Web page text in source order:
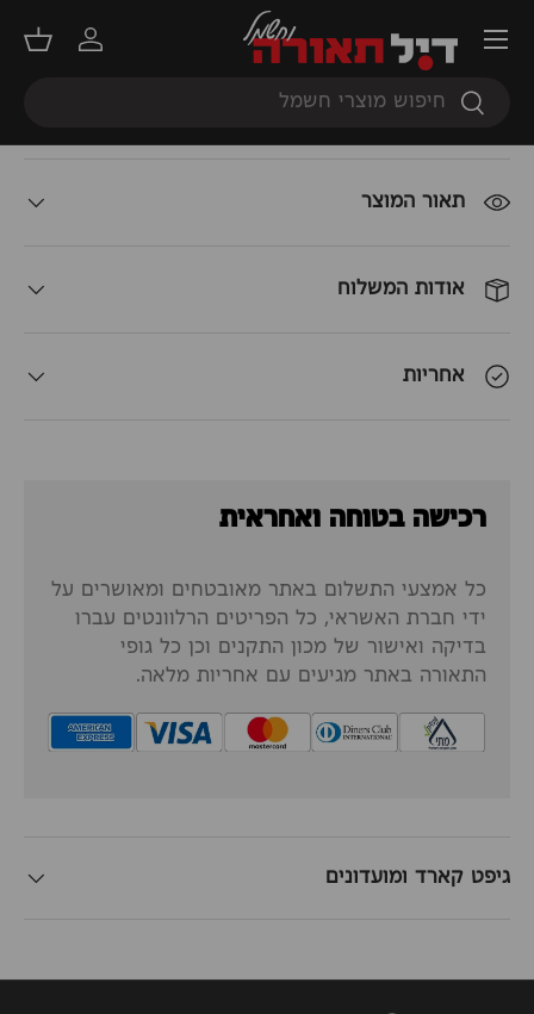
חיפוש
חיפוש
התחברות
סל
תפריט
מדריך גוון אור
כמות
-
+
תאור המוצר
אודות המשלוח
אחריות
רכישה בטוחה ואחראית
כל אמצעי התשלום באתר מאובטחים ומאושרים על
ידי חברת האשראי, כל הפריטים הרלוונטים עברו
בדיקה ואישור של מכון התקנים וכן כל גופי
התאורה באתר מגיעים עם אחריות מלאה.
גיפט קארד ומועדונים